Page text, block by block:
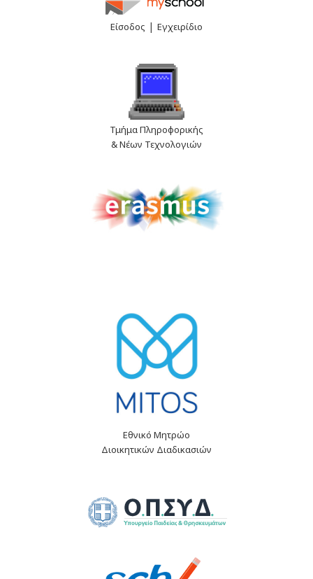
Είσοδος | Εγχειρίδιο
Τμήμα Πληροφορικής
& Νέων Τεχνολογιών
Εθνικό Μητρώο
Διοικητικών Διαδικασιών